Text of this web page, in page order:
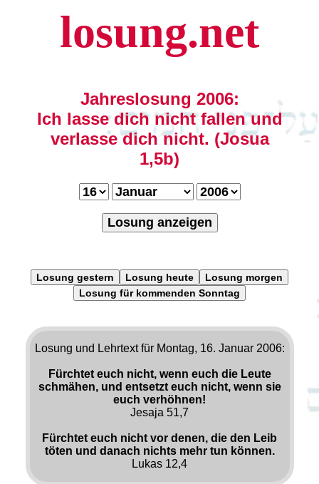
losung.net
Jahreslosung 2006:
Ich lasse dich nicht fallen und
verlasse dich nicht. (Josua
1,5b)
Losung anzeigen
Losung gestern Losung heute
Losung morgen
Losung für kommenden Sonntag
Losung und Lehrtext für Montag, 16. Januar 2006:
Fürchtet euch nicht, wenn euch die Leute
schmähen, und entsetzt euch nicht, wenn sie
euch verhöhnen!
Jesaja 51,7
Fürchtet euch nicht vor denen, die den Leib
töten und danach nichts mehr tun können.
Lukas 12,4